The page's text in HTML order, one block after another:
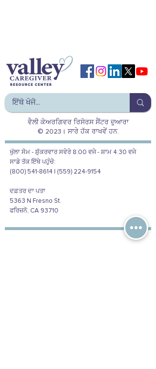
ਵੈਲੀ ਕੇਅਰਗਿਵਰ ਰਿਸੋਰਸ ਸੈਂਟਰ ਦੁਆਰਾ
© 2023। ਸਾਰੇ ਹੱਕ ਰਾਖਵੇਂ ਹਨ.
ਖੁੱਲਾ ਸੋਮ - ਸ਼ੁੱਕਰਵਾਰ ਸਵੇਰੇ 8:00 ਵਜੇ - ਸ਼ਾਮ 4:30 ਵਜੇ
ਸਾਡੇ ਤੱਕ ਇੱਥੇ ਪਹੁੰਚੋ:
(800) 541-8614 | (559) 224-9154
ਦਫ਼ਤਰ ਦਾ ਪਤਾ
5363 N Fresno St.
ਫਰਿਜ਼ਨੋ, CA 93710